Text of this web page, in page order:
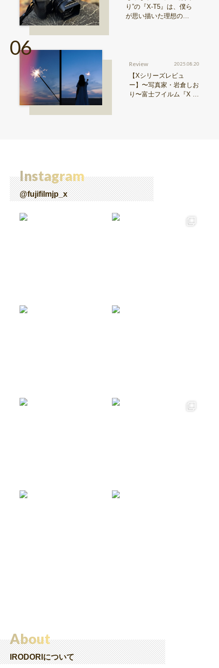
り”の『X-T5』は、僕ら
が思い描いた理想の写
Review 2025.08.20
【Xシリーズレビュ
ー】〜写真家・岩倉しお
り〜富士フイルム『X ha
Instagram
@fujifilmjp_x
About
IRODORIについて